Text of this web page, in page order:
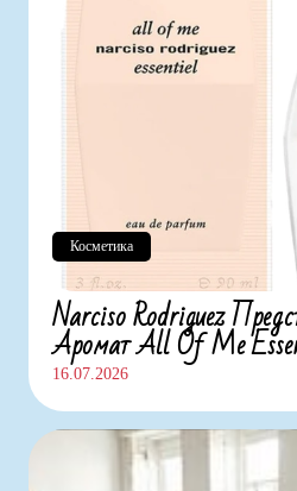
Narciso Rodriguez
Аромат All Of Me
16.07.2026
Косметика